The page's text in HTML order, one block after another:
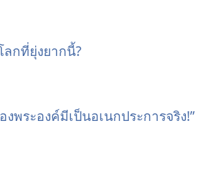
กที่ยุ่งยากนี้?
พระองค์มีเป็นอเนกประการจริง!”